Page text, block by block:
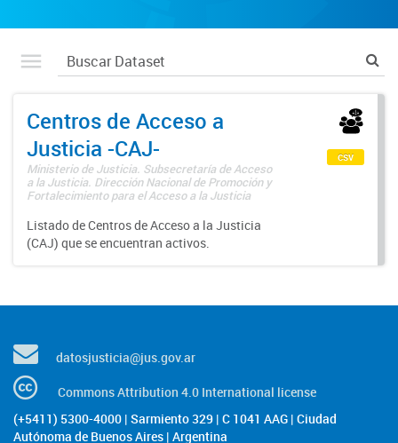
Centros de Acceso a
Justicia -CAJ-
Ministerio de Justicia. Subsecretaría de Acceso
a la Justicia. Dirección Nacional de Promoción y
Fortalecimiento para el Acceso a la Justicia
Listado de Centros de Acceso a la Justicia
(CAJ) que se encuentran activos.
csv
datosjusticia@jus.gov.ar
Commons Attribution 4.0 International license
(+5411) 5300-4000 | Sarmiento 329 | C 1041 AAG | Ciudad
Autónoma de Buenos Aires | Argentina